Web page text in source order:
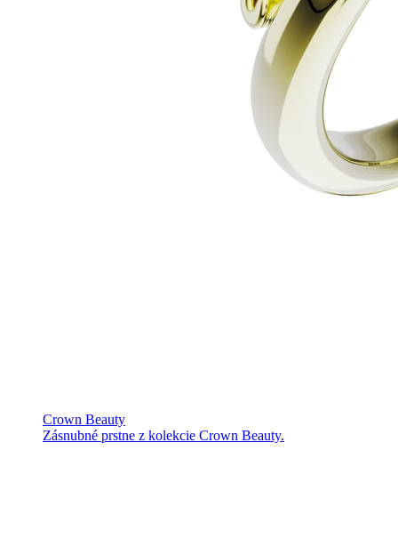
Crown Beauty
Zásnubné prstne z kolekcie Crown Beauty.